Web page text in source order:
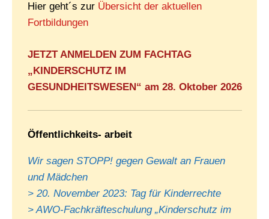
Hier geht´s zur Übersicht der aktuellen
Fortbildungen
JETZT ANMELDEN ZUM FACHTAG
„KINDERSCHUTZ IM
GESUNDHEITSWESEN“ am 28. Oktober 2026
Öffentlichkeits- arbeit
Wir sagen STOPP! gegen Gewalt an Frauen
und Mädchen
> 20. November 2023: Tag für Kinderrechte
> AWO-Fachkräfteschulung „Kinderschutz im